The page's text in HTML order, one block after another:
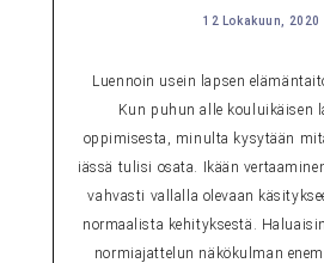
12 Lokakuun, 2020
Luennoin usein lapsen
Kun puhun alle kouluikäisen
oppimisesta, minulta kysytään
iässä tulisi osata. Ikään
vahvasti vallalla olevaan
normaalista kehityksestä.
normiajattelun näkökulman